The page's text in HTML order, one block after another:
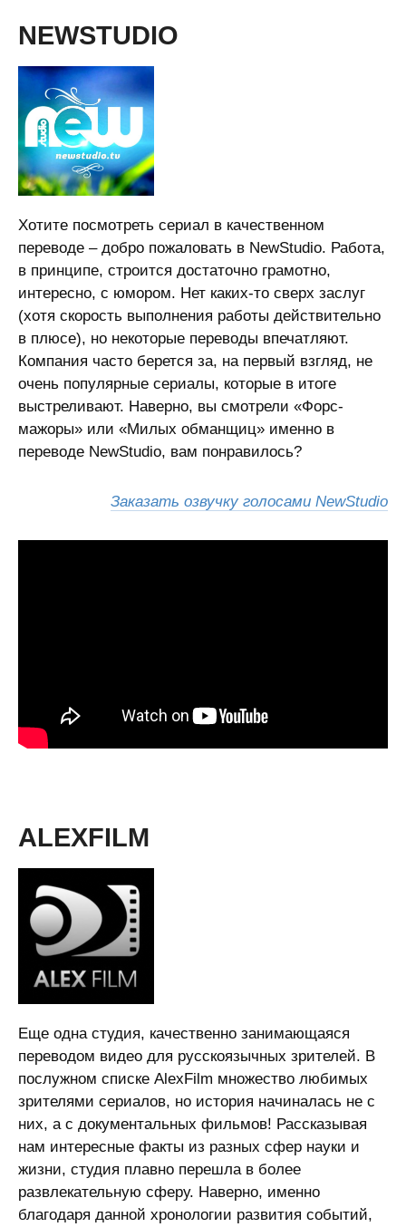
NEWSTUDIO
Хотите посмотреть сериал в качественном
переводе – добро пожаловать в NewStudio. Работа,
в принципе, строится достаточно грамотно,
интересно, с юмором. Нет каких-то сверх заслуг
(хотя скорость выполнения работы действительно
в плюсе), но некоторые переводы впечатляют.
Компания часто берется за, на первый взгляд, не
очень популярные сериалы, которые в итоге
выстреливают. Наверно, вы смотрели «Форс-
мажоры» или «Милых обманщиц» именно в
переводе NewStudio, вам понравилось?
Заказать озвучку голосами NewStudio
ALEXFILM
Еще одна студия, качественно занимающаяся
переводом видео для русскоязычных зрителей. В
послужном списке AlexFilm множество любимых
зрителями сериалов, но история начиналась не с
них, а с документальных фильмов! Рассказывая
нам интересные факты из разных сфер науки и
жизни, студия плавно перешла в более
развлекательную сферу. Наверно, именно
благодаря данной хронологии развития событий,